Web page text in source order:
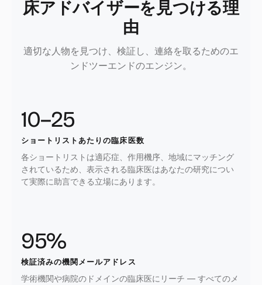
床アドバイザーを見つける理
由
適切な人物を見つけ、検証し、連絡を取るためのエ
ンドツーエンドのエンジン。
10–25
ショートリストあたりの臨床医数
各ショートリストは適応症、作用機序、地域にマッチング
されているため、表示される臨床医はあなたの研究につい
て実際に助言できる立場にあります。
95%
検証済みの機関メールアドレス
学術機関や病院のドメインの臨床医にリーチ — すべてのメ